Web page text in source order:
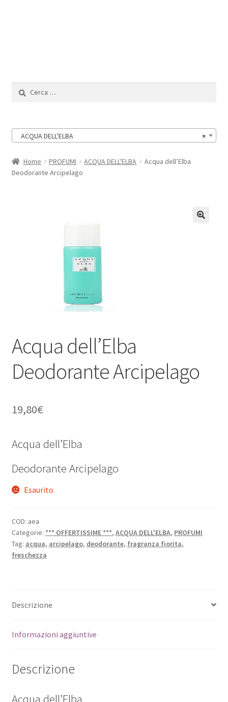
×
ACQUA DELL'ELBA
Home PROFUMI ACQUA DELL'ELBA
Acqua dell’Elba
Deodorante Arcipelago
Acqua dell’Elba
Deodorante Arcipelago
19,80€
Acqua dell’Elba
Deodorante Arcipelago
Esaurito
COD: aea
Categorie: *** OFFERTISSIME ***, ACQUA DELL'ELBA, PROFUMI
Tag: acqua, arcipelago, deodorante, fragranza fiorita,
freschezza
Descrizione
Informazioni aggiuntive
Descrizione